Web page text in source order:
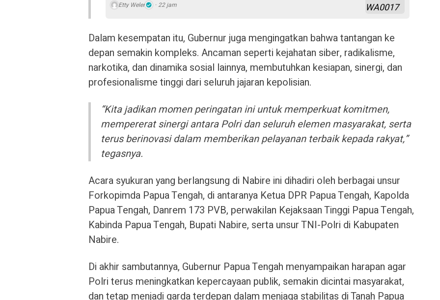
Etty Weler 22 jam
Dalam kesempatan itu, Gubernur juga mengingatkan bahwa tantangan ke
depan semakin kompleks. Ancaman seperti kejahatan siber, radikalisme,
narkotika, dan dinamika sosial lainnya, membutuhkan kesiapan, sinergi, dan
profesionalisme tinggi dari seluruh jajaran kepolisian.
“Kita jadikan momen peringatan ini untuk memperkuat komitmen,
mempererat sinergi antara Polri dan seluruh elemen masyarakat, serta
terus berinovasi dalam memberikan pelayanan terbaik kepada rakyat,”
tegasnya.
Acara syukuran yang berlangsung di Nabire ini dihadiri oleh berbagai unsur
Forkopimda Papua Tengah, di antaranya Ketua DPR Papua Tengah, Kapolda
Papua Tengah, Danrem 173 PVB, perwakilan Kejaksaan Tinggi Papua Tengah,
Kabinda Papua Tengah, Bupati Nabire, serta unsur TNI-Polri di Kabupaten
Nabire.
Di akhir sambutannya, Gubernur Papua Tengah menyampaikan harapan agar
Polri terus meningkatkan kepercayaan publik, semakin dicintai masyarakat,
dan tetap menjadi garda terdepan dalam menjaga stabilitas di Tanah Papua